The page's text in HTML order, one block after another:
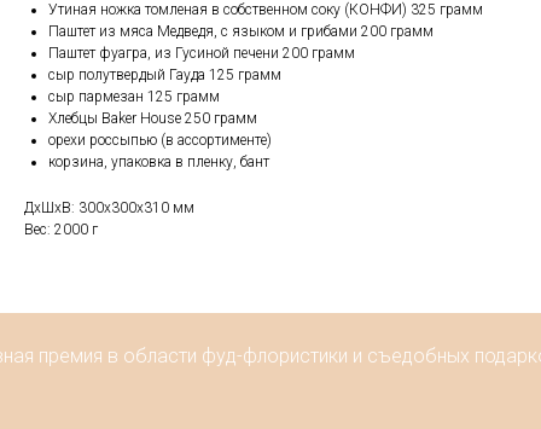
Утиная ножка томленая в собственном соку (КОНФИ) 325 грамм
Паштет из мяса Медведя, с языком и грибами 200 грамм
Паштет фуагра, из Гусиной печени 200 грамм
сыр полутвердый Гауда 125 грамм
сыр пармезан 125 грамм
Хлебцы Baker House 250 грамм
орехи россыпью (в ассортименте)
корзина, упаковка в пленку, бант
ДxШxВ: 300x300x310 мм
Вес: 2000 г
премия в области фуд-флористики и съедобных